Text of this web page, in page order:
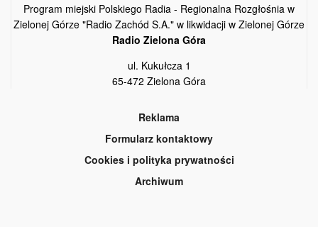
Program miejski Polskiego Radia - Regionalna Rozgłośnia w
Zielonej Górze "Radio Zachód S.A." w likwidacji w Zielonej Górze
Radio Zielona Góra
ul. Kukułcza 1
65-472 Zielona Góra
Reklama
Formularz kontaktowy
Cookies i polityka prywatności
Archiwum